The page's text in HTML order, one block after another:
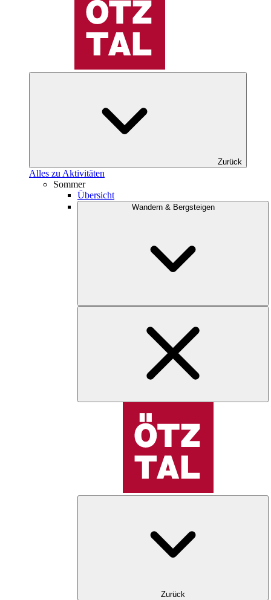
Zurück
Alles zu Aktivitäten
Sommer
Übersicht
Wandern & Bergsteigen
Zurück